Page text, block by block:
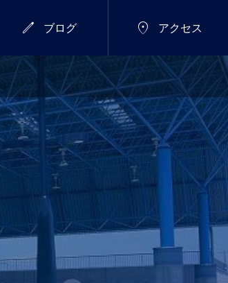
 ブログ  アクセス
7/18(土)～26(日)
サマーウィーク開催し
ます！

